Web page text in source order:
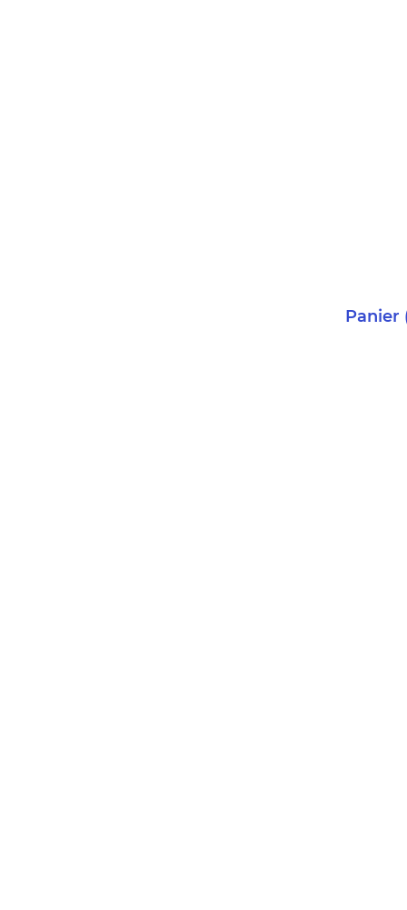
Panier